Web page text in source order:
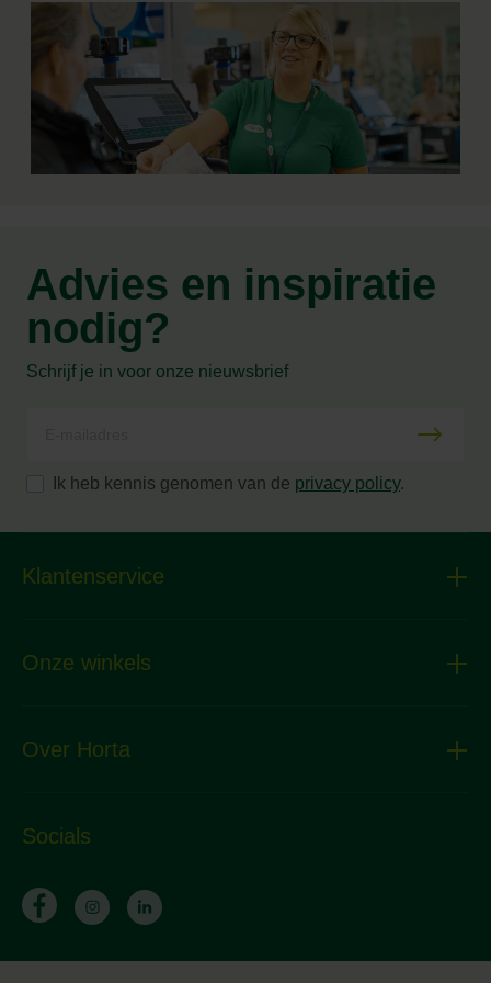
Advies en inspiratie
nodig?
Schrijf je in voor onze nieuwsbrief
Ik heb kennis genomen van de privacy policy.
Klantenservice
Onze winkels
Over Horta
Socials